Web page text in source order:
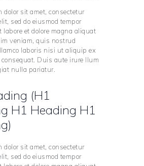
dolor sit amet, consectetur
sed do eiusmod tempor
et dolore magna aliquat
veniam, quis nostrud
laboris nisi ut aliquip ex
consequat. Duis aute irure llum
nulla pariatur.
(H1
H1 Heading H1
dolor sit amet, consectetur
sed do eiusmod tempor